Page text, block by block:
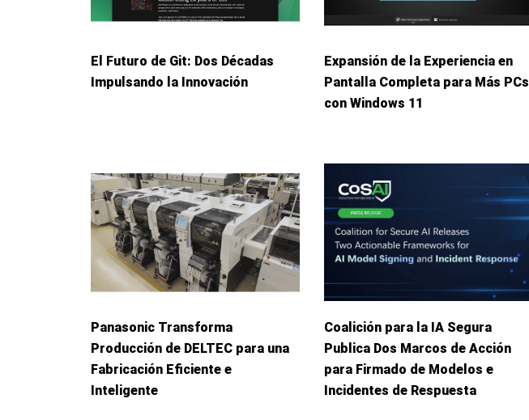
El Futuro de Git: Dos Décadas
Impulsando la Innovación
Expansión de la Experiencia en
Pantalla Completa para Más PCs
con Windows 11
Panasonic Transforma
Producción de DELTEC para una
Fabricación Eficiente e
Inteligente
Coalición para la IA Segura
Publica Dos Marcos de Acción
para Firmado de Modelos e
Incidentes de Respuesta